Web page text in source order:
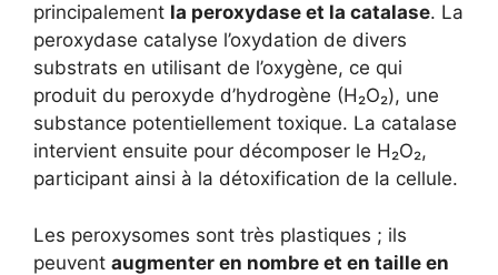
principalement la peroxydase et la catalase. La
peroxydase catalyse l’oxydation de divers
substrats en utilisant de l’oxygène, ce qui
produit du peroxyde d’hydrogène (H₂O₂), une
substance potentiellement toxique. La catalase
intervient ensuite pour décomposer le H₂O₂,
participant ainsi à la détoxification de la cellule.
Les peroxysomes sont très plastiques ; ils
peuvent augmenter en nombre et en taille en